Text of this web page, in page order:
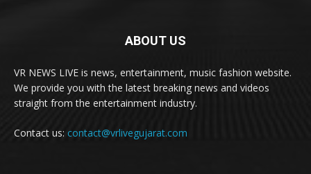
ABOUT US
VR NEWS LIVE is news, entertainment, music fashion website.
We provide you with the latest breaking news and videos
straight from the entertainment industry.
Contact us: contact@vrlivegujarat.com